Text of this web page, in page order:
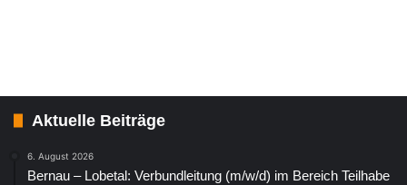
Aktuelle Beiträge
6. August 2026
Bernau – Lobetal: Verbundleitung (m/w/d) im Bereich Teilhabe